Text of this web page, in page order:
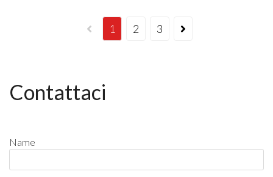
1 2 3
Contattaci
Name